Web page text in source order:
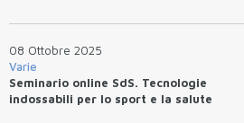
08 Ottobre 2025
Varie
Seminario online SdS. Tecnologie
indossabili per lo sport e la salute